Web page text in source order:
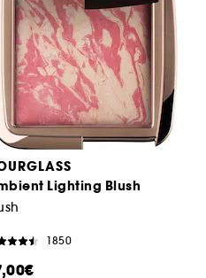
Lighting Blush
1850